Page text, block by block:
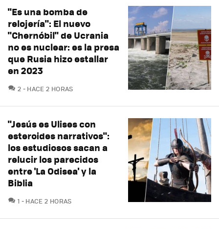
"Es una bomba de
relojería": El nuevo
"Chernóbil" de Ucrania
no es nuclear: es la presa
que Rusia hizo estallar
en 2023
2 COMENTARIOS
HACE 2 HORAS
"Jesús es Ulises con
esteroides narrativos":
los estudiosos sacan a
relucir los parecidos
entre 'La Odisea' y la
Biblia
1 COMENTARIOS
HACE 2 HORAS